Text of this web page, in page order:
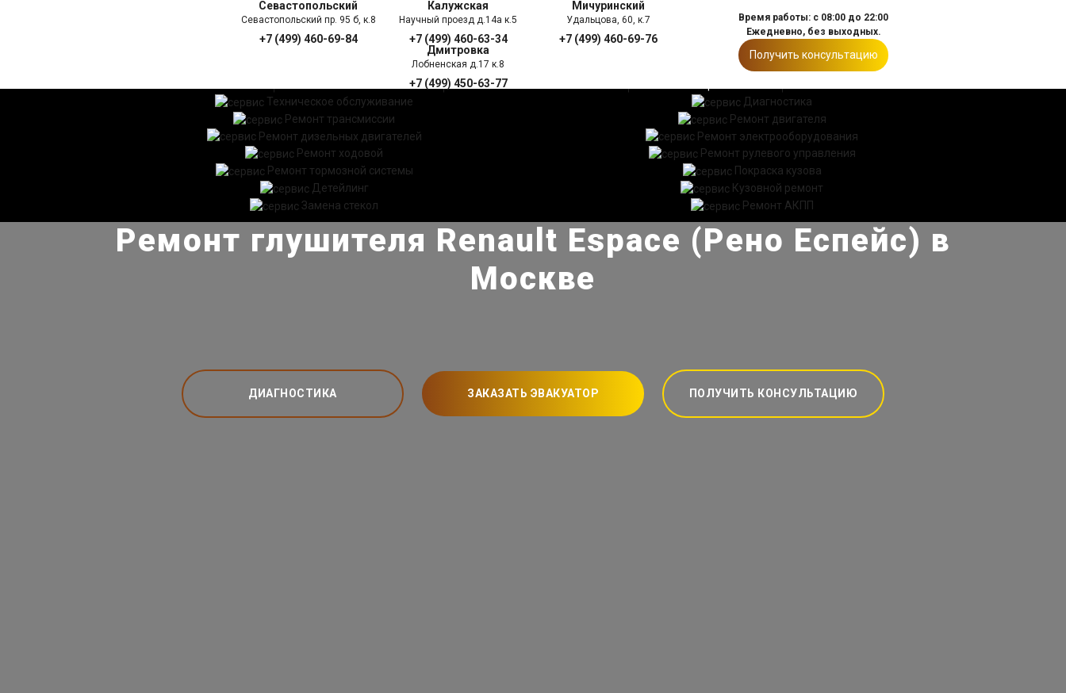
Севастопольский
Севастопольский пр. 95 б, к.8
+7 (499) 460-69-84
Калужская
Научный проезд д.14а к.5
+7 (499) 460-63-34
Мичуринский
Удальцова, 60, к.7
+7 (499) 460-69-76
Дмитровка
Лобненская д.17 к.8
+7 (499) 450-63-77
Время работы: с 08:00 до 22:00
Ежедневно, без выходных.
Получить консультацию
ПРАЙС ЛИСТ
Техническое обслуживание
Диагностика
Ремонт трансмиссии
Ремонт двигателя
Ремонт дизельных двигателей
Ремонт электрооборудования
Ремонт ходовой
Ремонт рулевого управления
Ремонт тормозной системы
Покраска кузова
Детейлинг
Кузовной ремонт
Замена стекол
Ремонт АКПП
Ремонт глушителя Renault Espace (Рено Еспейс) в
Москве
ДИАГНОСТИКА ЗАКАЗАТЬ ЭВАКУАТОР ПОЛУЧИТЬ КОНСУЛЬТАЦИЮ